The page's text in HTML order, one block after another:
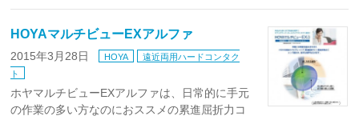
HOYAマルチビューEXアルファ
2015年3月28日 HOYA
遠近両用ハードコンタク
ト
ホヤマルチビューEXアルファは、日常的に手元
の作業の多い方なのにおススメの累進屈折力コ